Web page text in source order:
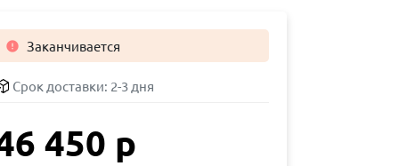
 Заканчивается
Срок доставки: 2-3 дня
450 р